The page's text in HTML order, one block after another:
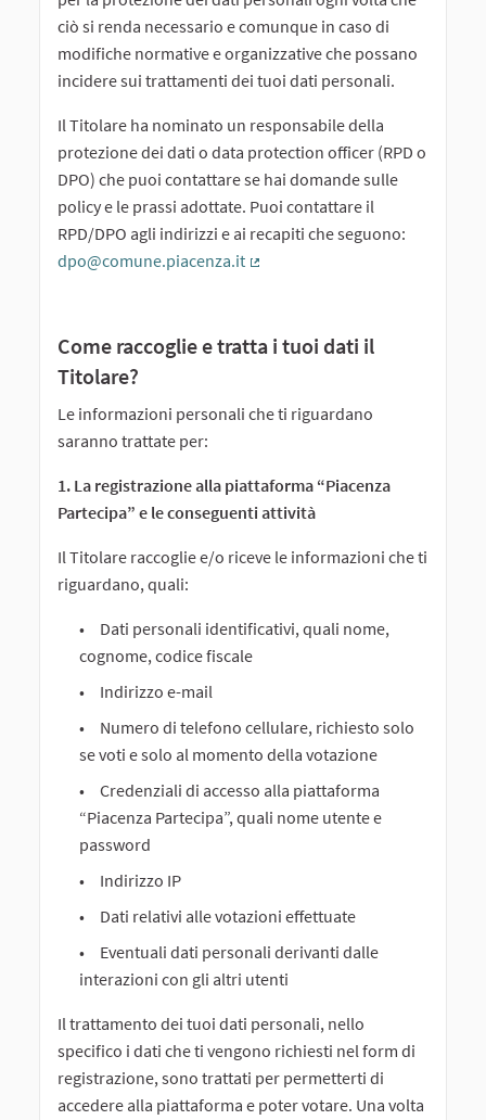
ciò si renda necessario e comunque in caso di
modifiche normative e organizzative che possano
incidere sui trattamenti dei tuoi dati personali.
Il Titolare ha nominato un responsabile della
protezione dei dati o data protection officer (RPD o
DPO) che puoi contattare se hai domande sulle
policy e le prassi adottate. Puoi contattare il
RPD/DPO agli indirizzi e ai recapiti che seguono:
dpo@comune.piacenza.it
Come raccoglie e tratta i tuoi dati il
Titolare?
Le informazioni personali che ti riguardano
saranno trattate per:
1. La registrazione alla piattaforma “Piacenza
Partecipa” e le conseguenti attività
Il Titolare raccoglie e/o riceve le informazioni che ti
riguardano, quali:
Dati personali identificativi, quali nome,
cognome, codice fiscale
Indirizzo e-mail
Numero di telefono cellulare, richiesto solo
se voti e solo al momento della votazione
Credenziali di accesso alla piattaforma
“Piacenza Partecipa”, quali nome utente e
password
Indirizzo IP
Dati relativi alle votazioni effettuate
Eventuali dati personali derivanti dalle
interazioni con gli altri utenti
Il trattamento dei tuoi dati personali, nello
specifico i dati che ti vengono richiesti nel form di
registrazione, sono trattati per permetterti di
accedere alla piattaforma e poter votare. Una volta